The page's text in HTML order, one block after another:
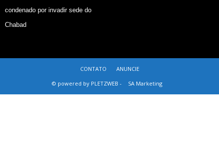
condenado por invadir sede do
Chabad
CONTATO
ANUNCIE
© powered by PLETZWEB -
SA Marketing